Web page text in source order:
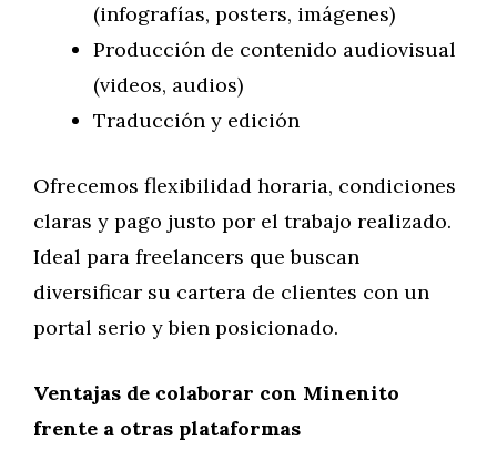
(infografías, posters, imágenes)
Producción de contenido audiovisual
(videos, audios)
Traducción y edición
Ofrecemos flexibilidad horaria, condiciones
claras y pago justo por el trabajo realizado.
Ideal para freelancers que buscan
diversificar su cartera de clientes con un
portal serio y bien posicionado.
Ventajas de colaborar con Minenito
frente a otras plataformas